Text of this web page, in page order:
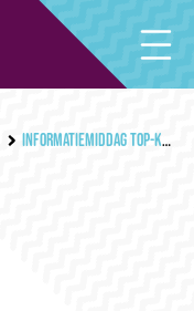
Informatiemiddag top-klas